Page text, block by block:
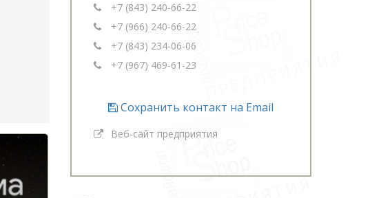
+7 (843) 240-66-22
+7 (966) 240-66-22
+7 (843) 234-06-06
+7 (967) 469-61-23
Сохранить контакт на Email
Веб-сайт предприятия